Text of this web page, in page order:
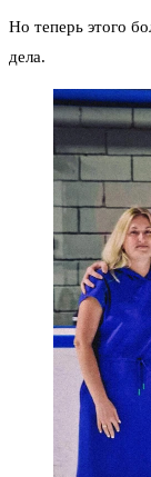
Но теперь этого
дела.